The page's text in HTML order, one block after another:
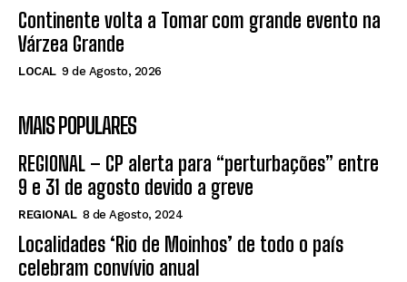
Continente volta a Tomar com grande evento na
Várzea Grande
LOCAL 9 de Agosto, 2026
MAIS POPULARES
REGIONAL – CP alerta para “perturbações” entre
9 e 31 de agosto devido a greve
REGIONAL 8 de Agosto, 2024
Localidades ‘Rio de Moinhos’ de todo o país
celebram convívio anual